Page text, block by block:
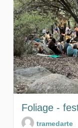
Foliage -
tramedarte